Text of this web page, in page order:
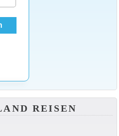
REISEN